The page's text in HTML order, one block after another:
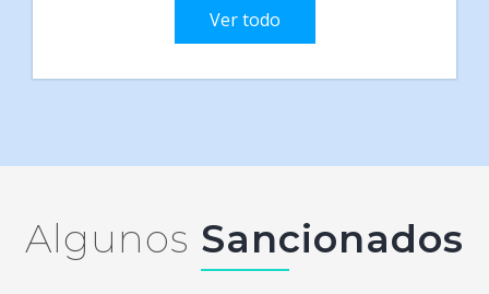
Ver todo
Algunos Sancionados